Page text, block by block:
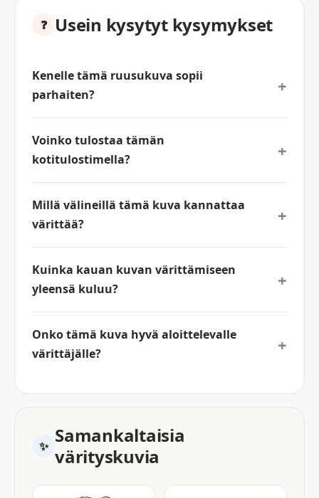
Usein kysytyt kysymykset
Kenelle tämä ruusukuva sopii
parhaiten?
Voinko tulostaa tämän
kotitulostimella?
Millä välineillä tämä kuva kannattaa
värittää?
Kuinka kauan kuvan värittämiseen
yleensä kuluu?
Onko tämä kuva hyvä aloittelevalle
värittäjälle?
Samankaltaisia
värityskuvia